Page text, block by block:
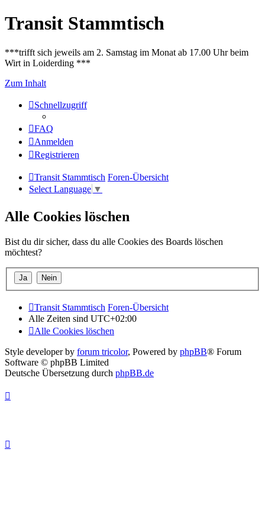
Transit Stammtisch
***trifft sich jeweils am 2. Samstag im Monat ab 17.00 Uhr beim
Wirt in Loiderding ***
Zum Inhalt
Schnellzugriff
FAQ
Anmelden
Registrieren
Transit Stammtisch Foren-Übersicht
Select Language ▼
Alle Cookies löschen
Bist du dir sicher, dass du alle Cookies des Boards löschen
möchtest?
Transit Stammtisch Foren-Übersicht
Alle Zeiten sind UTC+02:00
Alle Cookies löschen
Style developer by forum tricolor, Powered by phpBB® Forum
Software © phpBB Limited
Deutsche Übersetzung durch phpBB.de